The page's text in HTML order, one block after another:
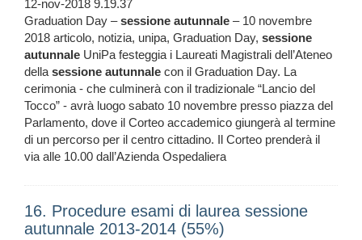
12-nov-2018 9.19.37
Graduation Day –sessione autunnale – 10 novembre
2018 articolo, notizia, unipa, Graduation Day, sessione
autunnale UniPa festeggia i Laureati Magistrali dell’Ateneo
dellasessione autunnale con il Graduation Day. La
cerimonia - che culminerà con il tradizionale “Lancio del
Tocco” - avrà luogo sabato 10 novembre presso piazza del
Parlamento, dove il Corteo accademico giungerà al termine
di un percorso per il centro cittadino. Il Corteo prenderà il
via alle 10.00 dall’Azienda Ospedaliera
16. Procedure esami di laurea sessione
autunnale 2013-2014 (55%)